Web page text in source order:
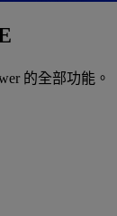
的全部功能。